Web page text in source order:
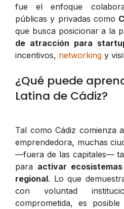
fue el enfoque
públicas y privadas como
que busca posicionar a la
de atracción para
incentivos, networking y
¿Qué puede
Latina de Cádiz?
Tal como Cádiz comienza
emprendedora, muchas
—fuera de las capitales—
para activar
regional. Lo que
con voluntad
comprometida, es